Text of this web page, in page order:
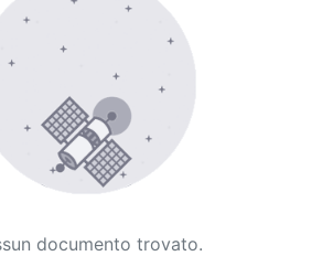
documento trovato.